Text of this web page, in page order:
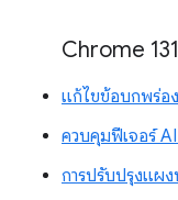
Chrome 131
แก้ไขข้อบกพร่อ
ควบคุมฟีเจอร์
การปรับปรุงแผ